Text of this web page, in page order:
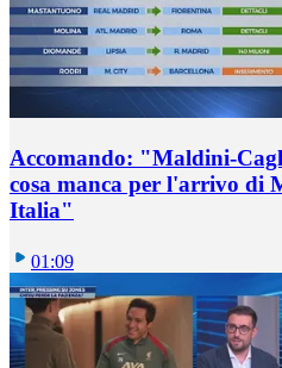
Accomando: "Maldini-
cosa manca per l'arrivo di
Italia"
01:09